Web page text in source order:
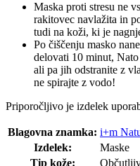
Maska proti stresu ne
rakitovec navlažita in
tudi na koži, ki je
Po čiščenju masko
delovati 10 minut,
ali pa jih odstranite z
ne spirajte z vodo!
Priporočljivo je izdelek
Blagovna znamka: i+m
Izdelek:
Maske
Tip kože: